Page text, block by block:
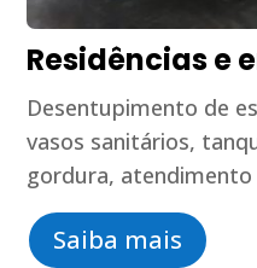
Residências e
Desentupimento de
vasos sanitários,
gordura,
Saiba mais